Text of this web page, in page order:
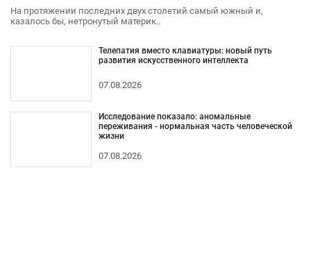
На протяжении последних двух столетий самый южный и,
казалось бы, нетронутый материк..
Телепатия вместо клавиатуры: новый путь
развития искусственного интеллекта
07.08.2026
Исследование показало: аномальные
переживания - нормальная часть человеческой
жизни
07.08.2026